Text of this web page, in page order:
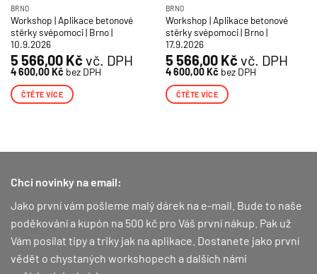
BRNO
Workshop | Aplikace betonové
stěrky svépomoci | Brno |
10.9.2026
5 566,00 Kč vč. DPH
4 600,00Kč bez DPH
ČTĚTE VÍCE
BRNO
Workshop | Aplikace betonové
stěrky svépomoci | Brno |
17.9.2026
5 566,00 Kč vč. DPH
4 600,00Kč bez DPH
ČTĚTE VÍCE
Chci novinky na email:
Jako první vám pošleme malý dárek na e-mail. Bude to naše
poděkování a kupón na 500 kč pro Váš první nákup. Pak už
Vám posílat tipy a triky jak na aplikace. Dostanete jako první
vědět o chystaných workshopech a dalších námi